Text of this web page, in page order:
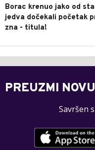
Borac krenuo jako od
jedva dočekali početak
zna - titula!
PREUZMI
Savršen